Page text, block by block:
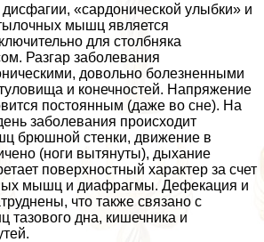
«сардонической улыбки» и
мышц является
для столбняка
Разгар заболевания
довольно болезненными
и конечностей. Напряжение
постоянным (даже во сне). На
заболевания происходит
брюшной стенки, движение в
(ноги вытянуты), дыхание
поверхностный хаpaктер за счет
мышц и диафрагмы. Дефекация и
что также связано с
дна, кишечника и